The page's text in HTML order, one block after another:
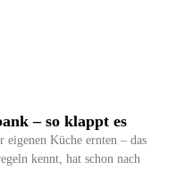
– so klappt es
eigenen Küche ernten – das
kennt, hat schon nach